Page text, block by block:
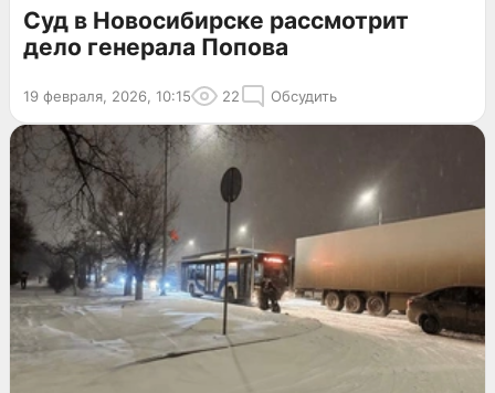
Суд в Новосибирске рассмотрит
дело генерала Попова
19 февраля, 2026, 10:15 22 Обсудить